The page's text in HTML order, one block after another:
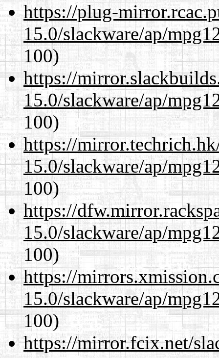
https://plug-
15.0/slackware/ap/
100)
https://
15.0/slackware/ap/
100)
https://
15.0/slackware/ap/
100)
https://
15.0/slackware/ap/
100)
https://
15.0/slackware/ap/
100)
https://mirror.fcix.net/